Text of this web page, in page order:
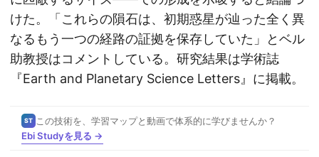
けた。「これらの隕石は、初期惑星が辿った全く異
なるもう一つの経路の証拠を保存していた」とベル
助教授はコメントしている。研究結果は学術誌
『Earth and Planetary Science Letters』に掲載。
ST
この技術を、学習マップと動画で体系的に学びませんか？
Ebi Studyを見る →